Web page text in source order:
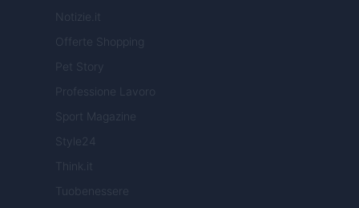
Notizie.it
Offerte Shopping
Pet Story
Professione Lavoro
Sport Magazine
Style24
Think.it
Tuobenessere